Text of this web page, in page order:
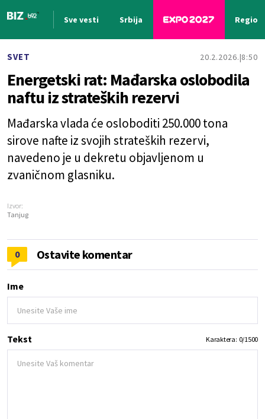
Sve vesti Srbija Region
SVET 20.2.2026. 8:50
Energetski rat: Mađarska oslobodila
naftu iz strateških rezervi
Mađarska vlada će osloboditi 250.000 tona
sirove nafte iz svojih strateških rezervi,
navedeno je u dekretu objavljenom u
zvaničnom glasniku.
Izvor:
Tanjug
0 Ostavite komentar
Ime
Tekst Karaktera: 0/1500